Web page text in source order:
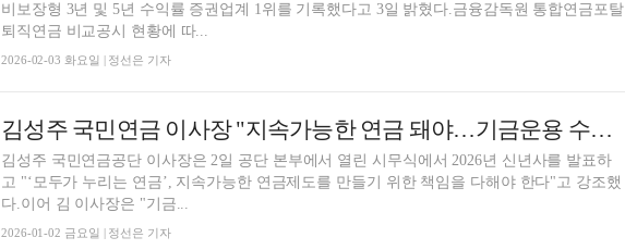
비보장형 3년 및 5년 수익률 증권업계 1위를 기록했다고 3일 밝혔다.금융감독원 통합연금포탈
퇴직연금 비교공시 현황에 따...
2026-02-03 화요일 | 정선은 기자
김성주 국민연금 이사장 "지속가능한 연금 돼야…기금운용 수익률 제고" [2026 신년사]
김성주 국민연금공단 이사장은 2일 공단 본부에서 열린 시무식에서 2026년 신년사를 발표하
고 "‘모두가 누리는 연금’, 지속가능한 연금제도를 만들기 위한 책임을 다해야 한다"고 강조했
다.이어 김 이사장은 "기금...
2026-01-02 금요일 | 정선은 기자